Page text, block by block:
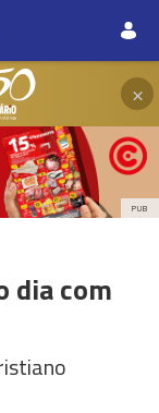
×
PUB
dia com